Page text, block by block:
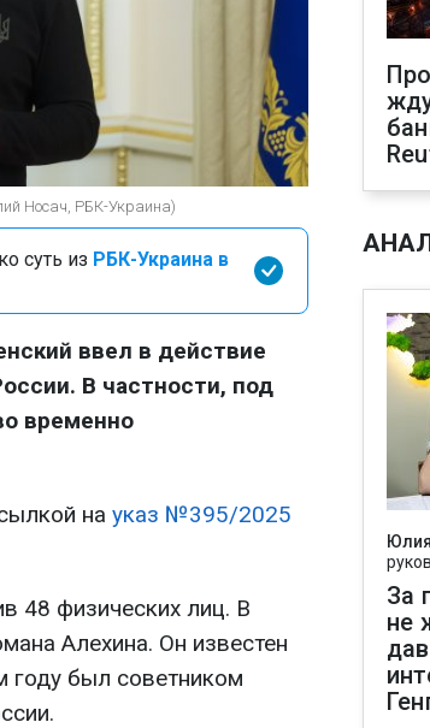
Носач, РБК-Украина)
суть из РБК-Украина в
ввел в действие
В частности, под
временно
на указ №395/2025
48 физических лиц. В
Алехина. Он известен
году был советником
За
не